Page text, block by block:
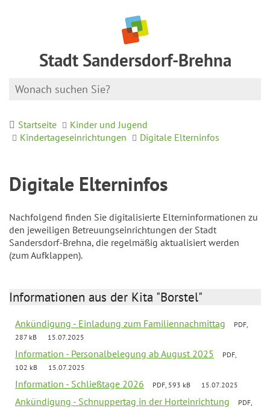
Stadt Sandersdorf-Brehna
Startseite
Kinder und Jugend
Kindertageseinrichtungen
Digitale Elterninfos
Digitale Elterninfos
Nachfolgend finden Sie digitalisierte Elterninformationen zu
den jeweiligen Betreuungseinrichtungen der Stadt
Sandersdorf-Brehna, die regelmäßig aktualisiert werden
(zum Aufklappen).
Informationen aus der Kita "Borstel"
Ankündigung - Einladung zum Familiennachmittag
PDF,
287 kB
15.07.2025
Information - Personalbelegung ab August 2025
PDF,
102 kB
15.07.2025
Information - Schließtage 2026 PDF, 593 kB 15.07.2025
Ankündigung - Schnuppertag in der Horteinrichtung
PDF,